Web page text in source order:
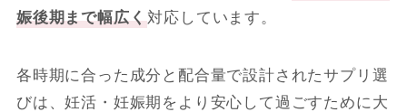
娠後期まで幅広く対応しています。
各時期に合った成分と配合量で設計されたサプリ選
びは、妊活・妊娠期をより安心して過ごすために大